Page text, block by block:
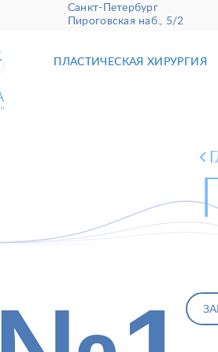
Санкт-Петербург
Пироговская наб., 5/2
ПЛАСТИЧЕСКАЯ ХИРУРГИЯ